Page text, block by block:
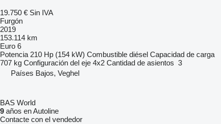
19.750 € Sin IVA
Furgón
2019
153.114 km
Euro 6
Potencia 210 Hp (154 kW) Combustible diésel Capacidad de carga
707 kg Configuración del eje 4x2 Cantidad de asientos 3
Países Bajos, Veghel
BAS World
9 años en Autoline
Contacte con el vendedor